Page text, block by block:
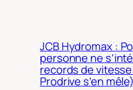
JCB Hydromax :
personne ne
records de
Prodrive s’en mêle)